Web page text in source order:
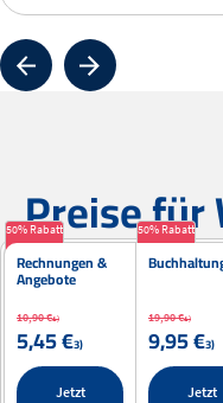
Preise für
50% Rabatt
Rechnungen &
Angebote
10,90 €1)
5,45 €3)
Jetzt
50% Rabatt
19,90 €1)
9,95 €3)
Jetzt